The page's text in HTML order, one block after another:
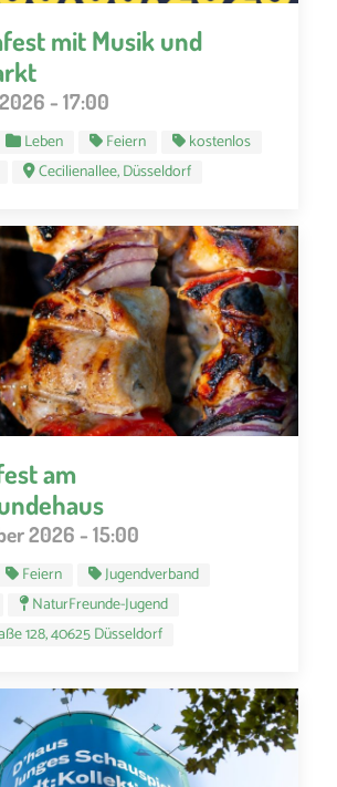
mit Musik und
- 17:00
Leben Feiern
kostenlos
Cecilienallee, Düsseldorf
am
2026 - 15:00
Feiern
Jugendverband
NaturFreunde-Jugend
128, 40625 Düsseldorf